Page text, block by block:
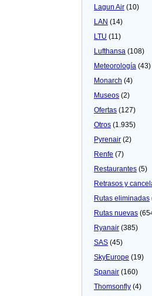
Lagun Air (10)
LAN (14)
LTU (11)
Lufthansa (108)
Meteorologí­a (43)
Monarch (4)
Museos (2)
Ofertas (127)
Otros (1.935)
Pyrenair (2)
Renfe (7)
Restaurantes (5)
Retrasos y
Rutas eliminadas
Rutas nuevas
Ryanair (385)
SAS (45)
SkyEurope (19)
Spanair (160)
Thomsonfly (4)